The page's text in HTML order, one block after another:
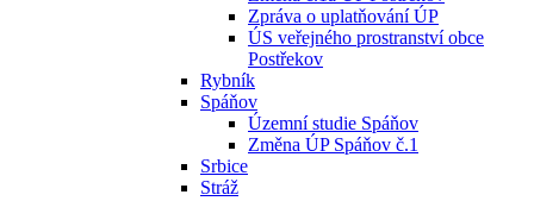
Zpráva o uplatňování ÚP
ÚS veřejného prostranství obce
Postřekov
Rybník
Spáňov
Územní studie Spáňov
Změna ÚP Spáňov č.1
Srbice
Stráž